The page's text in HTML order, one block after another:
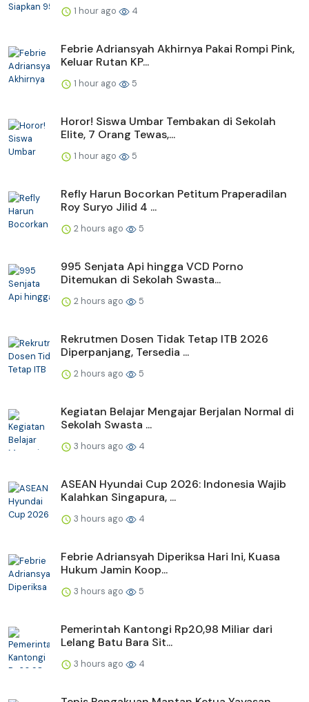
1 hour ago 4
Febrie Adriansyah Akhirnya Pakai Rompi Pink,
Keluar Rutan KP...
1 hour ago 5
Horor! Siswa Umbar Tembakan di Sekolah
Elite, 7 Orang Tewas,...
1 hour ago 5
Refly Harun Bocorkan Petitum Praperadilan
Roy Suryo Jilid 4 ...
2 hours ago 5
995 Senjata Api hingga VCD Porno
Ditemukan di Sekolah Swasta...
2 hours ago 5
Rekrutmen Dosen Tidak Tetap ITB 2026
Diperpanjang, Tersedia ...
2 hours ago 5
Kegiatan Belajar Mengajar Berjalan Normal di
Sekolah Swasta ...
3 hours ago 4
ASEAN Hyundai Cup 2026: Indonesia Wajib
Kalahkan Singapura, ...
3 hours ago 4
Febrie Adriansyah Diperiksa Hari Ini, Kuasa
Hukum Jamin Koop...
3 hours ago 5
Pemerintah Kantongi Rp20,98 Miliar dari
Lelang Batu Bara Sit...
3 hours ago 4